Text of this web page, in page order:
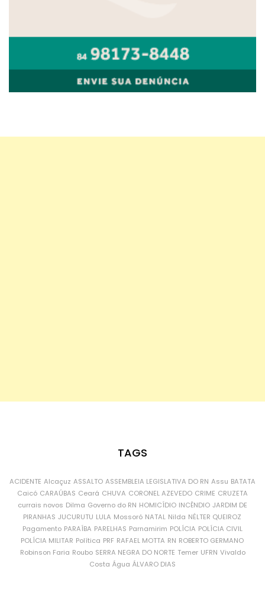
TAGS
ACIDENTE Alcaçuz ASSALTO ASSEMBLEIA LEGISLATIVA DO RN Assu BATATA
Caicó CARAÚBAS Ceará CHUVA CORONEL AZEVEDO CRIME CRUZETA
currais novos Dilma Governo do RN HOMICÍDIO INCÊNDIO JARDIM DE
PIRANHAS JUCURUTU LULA Mossoró NATAL Nilda NÉLTER QUEIROZ
Pagamento PARAÍBA PARELHAS Parnamirim POLÍCIA POLÍCIA CIVIL
POLÍCIA MILITAR Política PRF RAFAEL MOTTA RN ROBERTO GERMANO
Robinson Faria Roubo SERRA NEGRA DO NORTE Temer UFRN Vivaldo
Costa Água ÁLVARO DIAS